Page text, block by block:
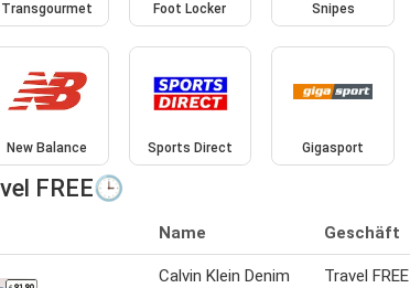
Transgourmet Foot Locker Snipes
New Balance Sports Direct Gigasport
FREE🕒
Name Geschäft
Calvin Klein Denim
Travel FREE